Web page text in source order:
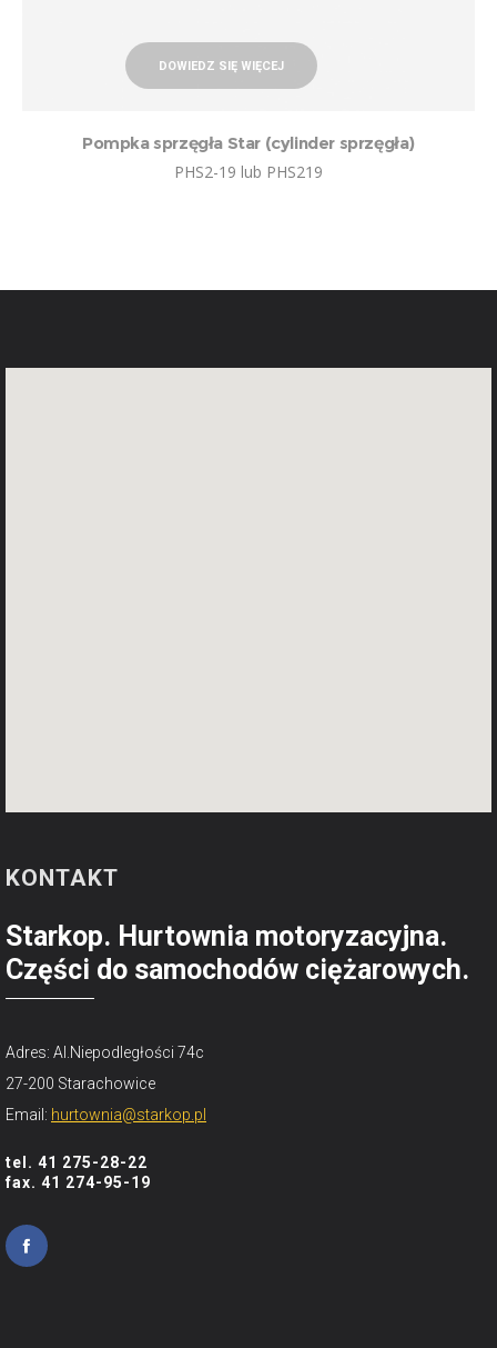
DOWIEDZ SIĘ WIĘCEJ
Pompka sprzęgła Star (cylinder sprzęgła)
PHS2-19 lub PHS219
KONTAKT
Starkop. Hurtownia motoryzacyjna.
Części do samochodów ciężarowych.
Adres: Al.Niepodległości 74c
27-200 Starachowice
Email: hurtownia@starkop.pl
tel. 41 275-28-22
fax. 41 274-95-19